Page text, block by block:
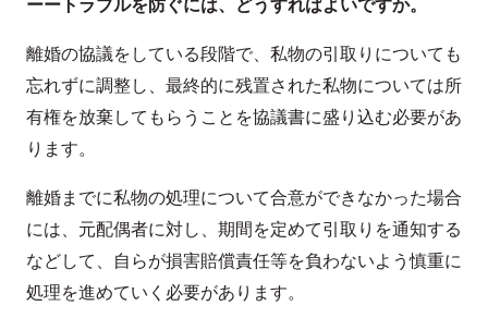
離婚の協議をしている段階で、私物の引取りについても
忘れずに調整し、最終的に残置された私物については所
有権を放棄してもらうことを協議書に盛り込む必要があ
ります。
離婚までに私物の処理について合意ができなかった場合
には、元配偶者に対し、期間を定めて引取りを通知する
などして、自らが損害賠償責任等を負わないよう慎重に
処理を進めていく必要があります。